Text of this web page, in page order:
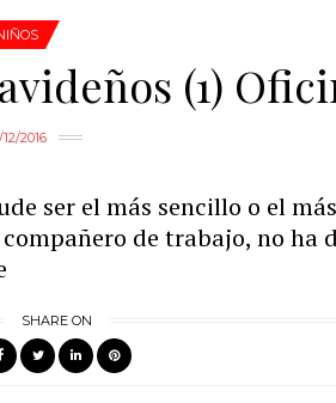
(1)
12/2016
ser el más sencillo o el
de trabajo, no ha
SHARE ON